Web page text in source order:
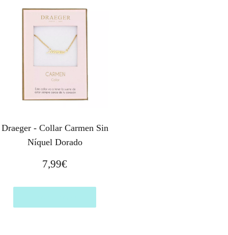
Draeger - Collar Carmen Sin
Níquel Dorado
7,99€